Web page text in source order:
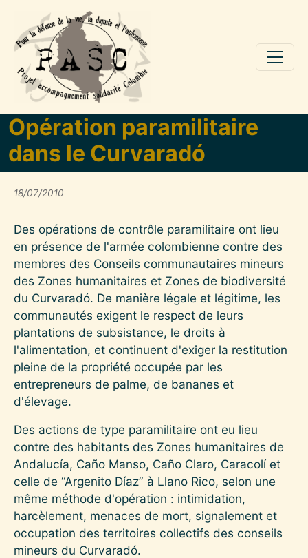
Aller au contenu principal
Opération paramilitaire
dans le Curvaradó
18/07/2010
Des opérations de contrôle paramilitaire ont lieu
en présence de l'armée colombienne contre des
membres des Conseils communautaires mineurs
des Zones humanitaires et Zones de biodiversité
du Curvaradó. De manière légale et légitime, les
communautés exigent le respect de leurs
plantations de subsistance, le droits à
l'alimentation, et continuent d'exiger la restitution
pleine de la propriété occupée par les
entrepreneurs de palme, de bananes et
d'élevage.
Des actions de type paramilitaire ont eu lieu
contre des habitants des Zones humanitaires de
Andalucía, Caño Manso, Caño Claro, Caracolí et
celle de “Argenito Díaz” à Llano Rico, selon une
même méthode d'opération : intimidation,
harcèlement, menaces de mort, signalement et
occupation des territoires collectifs des conseils
mineurs du Curvaradó.